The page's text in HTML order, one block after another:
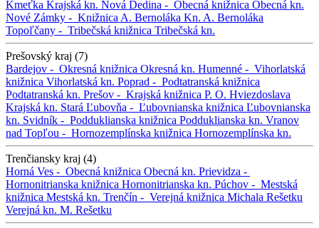
Kmeťka Krajská kn. Nová Dedina - Obecná knižnica Obecná kn.
Nové Zámky - Knižnica A. Bernoláka Kn. A. Bernoláka
Topoľčany - Tribečská knižnica Tribečská kn.
Prešovský kraj (7)
Bardejov - Okresná knižnica Okresná kn. Humenné - Vihorlatská
knižnica Vihorlatská kn. Poprad - Podtatranská knižnica
Podtatranská kn. Prešov - Krajská knižnica P. O. Hviezdoslava
Krajská kn. Stará Ľubovňa - Ľubovnianska knižnica Ľubovnianska
kn. Svidník - Podduklianska knižnica Podduklianska kn. Vranov
nad Topľou - Hornozemplínska knižnica Hornozemplínska kn.
Trenčiansky kraj (4)
Horná Ves - Obecná knižnica Obecná kn. Prievidza -
Hornonitrianska knižnica Hornonitrianska kn. Púchov - Mestská
knižnica Mestská kn. Trenčín - Verejná knižnica Michala Rešetku
Verejná kn. M. Rešetku